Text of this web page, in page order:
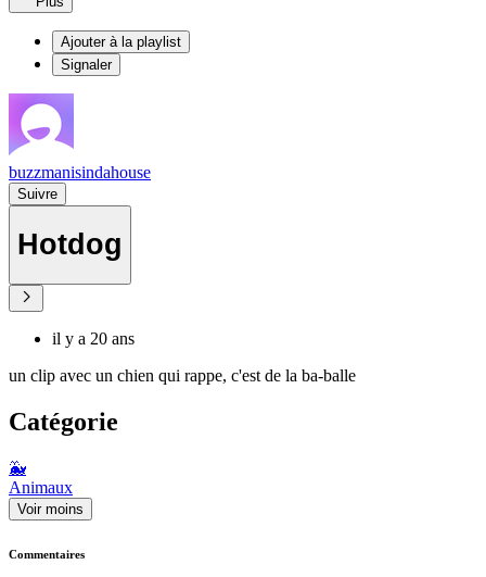
Ajouter à la playlist
Signaler
buzzmanisindahouse
Suivre
Hotdog
il y a 20 ans
un clip avec un chien qui rappe, c'est de la ba-balle
Catégorie
🐳
Animaux
Voir moins
Commentaires